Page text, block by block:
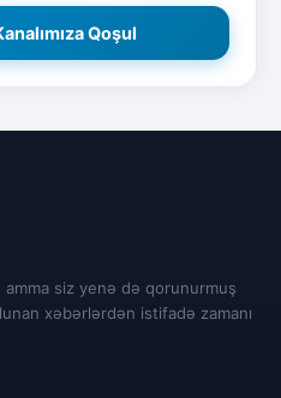
Qoşul
siz yenə də qorunurmuş
xəbərlərdən istifadə zamanı